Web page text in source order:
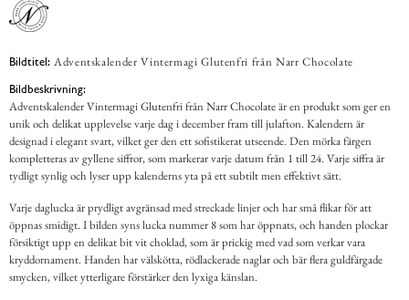
Bildtitel: Adventskalender Vintermagi Glutenfri från Narr Chocolate
Bildbeskrivning:
Adventskalender Vintermagi Glutenfri från Narr Chocolate är en produkt som ger en
unik och delikat upplevelse varje dag i december fram till julafton. Kalendern är
designad i elegant svart, vilket ger den ett sofistikerat utseende. Den mörka färgen
kompletteras av gyllene siffror, som markerar varje datum från 1 till 24. Varje siffra är
tydligt synlig och lyser upp kalenderns yta på ett subtilt men effektivt sätt.
Varje daglucka är prydligt avgränsad med streckade linjer och har små flikar för att
öppnas smidigt. I bilden syns lucka nummer 8 som har öppnats, och handen plockar
försiktigt upp en delikat bit vit choklad, som är prickig med vad som verkar vara
kryddornament. Handen har välskötta, rödlackerade naglar och bär flera guldfärgade
smycken, vilket ytterligare förstärker den lyxiga känslan.